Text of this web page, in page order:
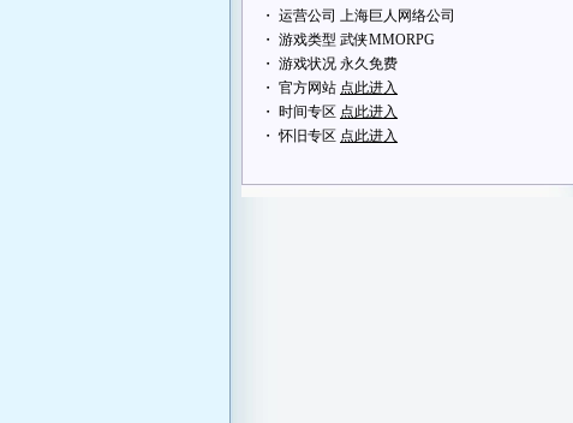
・ 运营公司 上海巨人网络公司
・ 游戏类型 武侠MMORPG
・ 游戏状况 永久免费
・ 官方网站 点此进入
・ 时间专区 点此进入
・ 怀旧专区 点此进入